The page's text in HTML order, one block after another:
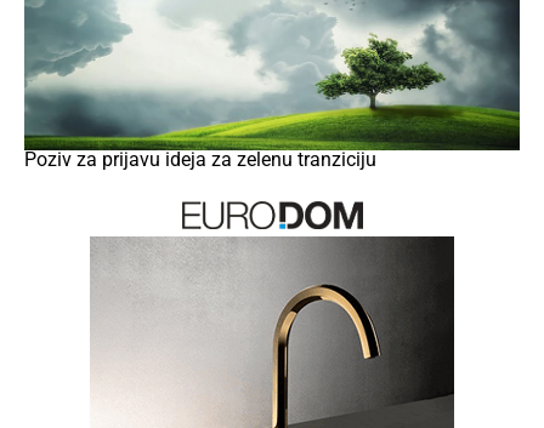
Poziv za prijavu ideja za zelenu tranziciju